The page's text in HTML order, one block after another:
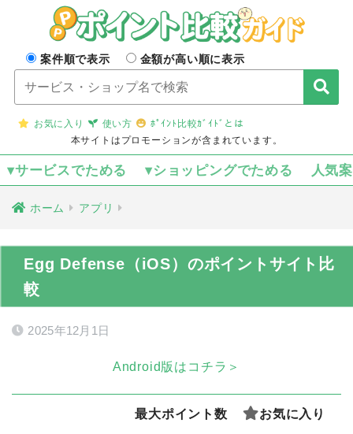
案件順で表示 金額が高い順に表示
お気に入り 使い方
ﾎﾟｲﾝﾄ比較ｶﾞｲﾄﾞとは
本サイトはプロモーションが含まれています。
▾サービスでためる ▾ショッピングでためる 人気
ホーム アプリ
Egg Defense（iOS）のポイントサイト比
較
2025年12月1日
Android版はコチラ＞
最大ポイント数 お気に入り